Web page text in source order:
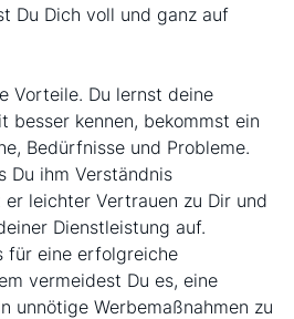
Du Dich voll und ganz auf
Vorteile. Du lernst deine
besser kennen, bekommst ein
Bedürfnisse und Probleme.
Du ihm Verständnis
leichter Vertrauen zu Dir und
Dienstleistung auf.
für eine erfolgreiche
vermeidest Du es, eine
unnötige Werbemaßnahmen zu